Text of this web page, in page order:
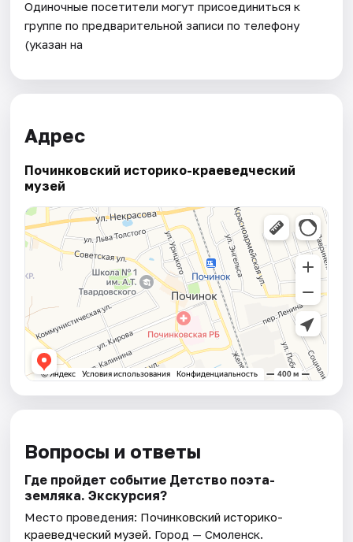
Одиночные посетители могут присоединиться к
группе по предварительной записи по телефону
(указан на
Адрес
Починковский историко-краеведческий
музей
Вопросы и ответы
Где пройдет событие Детство поэта-
земляка. Экскурсия?
Место проведения: Починковский историко-
краеведческий музей. Город — Смоленск.